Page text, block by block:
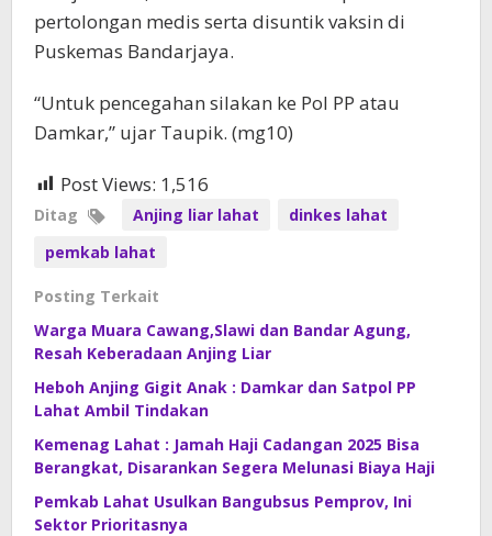
pertolongan medis serta disuntik vaksin di
Puskemas Bandarjaya.
“Untuk pencegahan silakan ke Pol PP atau
Damkar,” ujar Taupik. (mg10)
Post Views: 1,516
Ditag Anjing liar lahat
dinkes lahat
pemkab lahat
Posting Terkait
Warga Muara Cawang,Slawi dan Bandar Agung,
Resah Keberadaan Anjing Liar
Heboh Anjing Gigit Anak : Damkar dan Satpol PP
Lahat Ambil Tindakan
Kemenag Lahat : Jamah Haji Cadangan 2025 Bisa
Berangkat, Disarankan Segera Melunasi Biaya Haji
Pemkab Lahat Usulkan Bangubsus Pemprov, Ini
Sektor Prioritasnya